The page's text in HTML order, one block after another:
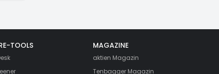
TOOLS MAGAZINE
aktien Magazin
Tenbagger Magazin